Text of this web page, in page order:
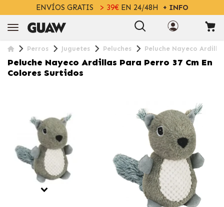
ENVÍOS GRATIS > 39€EN 24/48H + INFO
Perros Juguetes Peluches Peluche Nayeco
Peluche Nayeco Ardillas Para Perro 37 Cm En
Colores Surtidos